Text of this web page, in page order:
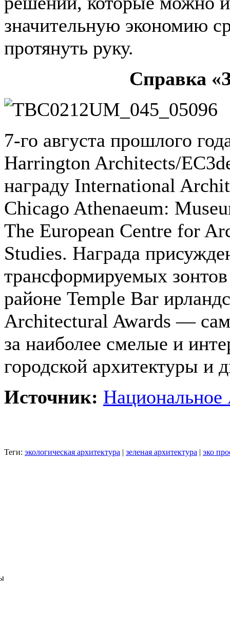
значительную экономию
протянуть руку.
Справка
7-го августа прошлого
Harrington Architects/
награду International
Chicago Athenaeum:
The European Centre for
Studies. Награда
трансформируемых
районе Temple Bar
Architectural Awards —
за наиболее смелые и
городской архитектуры и
Источник: Национальное
Теги: экологическая архитектура | зеленая архитектура | эко